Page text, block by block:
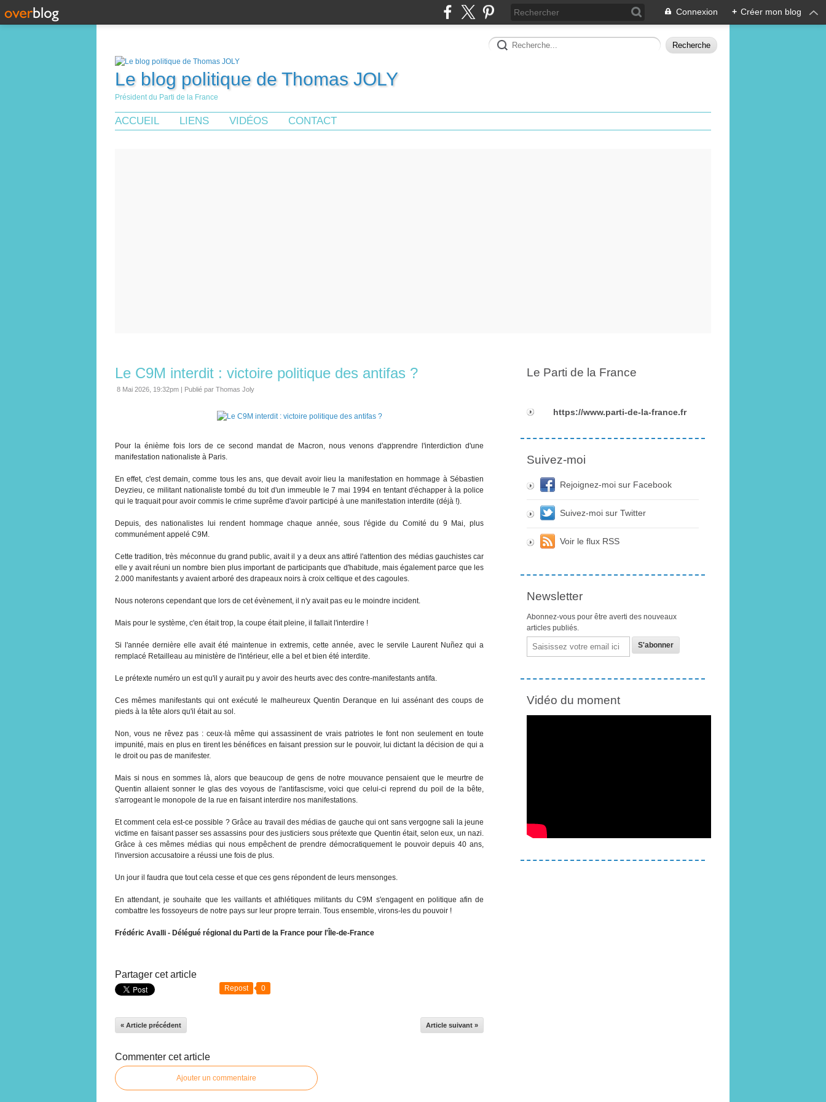
Connexion + Créer mon blog
Le blog politique de Thomas JOLY
Président du Parti de la France
ACCUEIL LIENS VIDÉOS CONTACT
Le C9M interdit : victoire politique des antifas ?
8 Mai 2026, 19:32pm | Publié par Thomas Joly
Pour la énième fois lors de ce second mandat de Macron, nous venons d'apprendre l'interdiction d'une
manifestation nationaliste à Paris.
En effet, c'est demain, comme tous les ans, que devait avoir lieu la manifestation en hommage à Sébastien
Deyzieu, ce militant nationaliste tombé du toit d'un immeuble le 7 mai 1994 en tentant d'échapper à la police
qui le traquait pour avoir commis le crime suprême d'avoir participé à une manifestation interdite (déjà !).
Depuis, des nationalistes lui rendent hommage chaque année, sous l'égide du Comité du 9 Mai, plus
communément appelé C9M.
Cette tradition, très méconnue du grand public, avait il y a deux ans attiré l'attention des médias gauchistes car
elle y avait réuni un nombre bien plus important de participants que d'habitude, mais également parce que les
2.000 manifestants y avaient arboré des drapeaux noirs à croix celtique et des cagoules.
Nous noterons cependant que lors de cet évènement, il n'y avait pas eu le moindre incident.
Mais pour le système, c'en était trop, la coupe était pleine, il fallait l'interdire !
Si l'année dernière elle avait été maintenue in extremis, cette année, avec le servile Laurent Nuñez qui a
remplacé Retailleau au ministère de l'intérieur, elle a bel et bien été interdite.
Le prétexte numéro un est qu'il y aurait pu y avoir des heurts avec des contre-manifestants antifa.
Ces mêmes manifestants qui ont exécuté le malheureux Quentin Deranque en lui assénant des coups de
pieds à la tête alors qu'il était au sol.
Non, vous ne rêvez pas : ceux-là même qui assassinent de vrais patriotes le font non seulement en toute
impunité, mais en plus en tirent les bénéfices en faisant pression sur le pouvoir, lui dictant la décision de qui a
le droit ou pas de manifester.
Mais si nous en sommes là, alors que beaucoup de gens de notre mouvance pensaient que le meurtre de
Quentin allaient sonner le glas des voyous de l'antifascisme, voici que celui-ci reprend du poil de la bête,
s'arrogeant le monopole de la rue en faisant interdire nos manifestations.
Et comment cela est-ce possible ? Grâce au travail des médias de gauche qui ont sans vergogne sali la jeune
victime en faisant passer ses assassins pour des justiciers sous prétexte que Quentin était, selon eux, un nazi.
Grâce à ces mêmes médias qui nous empêchent de prendre démocratiquement le pouvoir depuis 40 ans,
l'inversion accusatoire a réussi une fois de plus.
Un jour il faudra que tout cela cesse et que ces gens répondent de leurs mensonges.
En attendant, je souhaite que les vaillants et athlétiques militants du C9M s'engagent en politique afin de
combattre les fossoyeurs de notre pays sur leur propre terrain. Tous ensemble, virons-les du pouvoir !
Frédéric Avalli - Délégué régional du Parti de la France pour l'Île-de-France
Partager cet article
Repost 0
« Article précédent Article suivant »
Commenter cet article
Ajouter un commentaire
Le Parti de la France
https://www.parti-de-la-france.fr
Suivez-moi
Rejoignez-moi sur Facebook
Suivez-moi sur Twitter
Voir le flux RSS
Newsletter
Abonnez-vous pour être averti des nouveaux
articles publiés.
Email
Vidéo du moment